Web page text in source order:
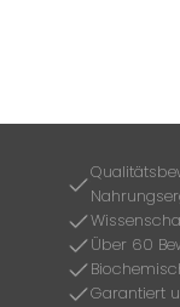
Über 60
Garantiert